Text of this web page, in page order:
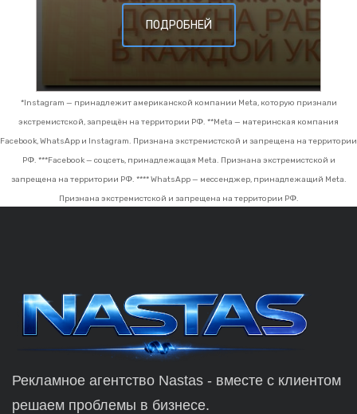
ПОДРОБНЕЙ
*Instagram — принадлежит американской компании Meta, которую признали
экстремистской, запрещён на территории РФ. **Meta — материнская компания
Facebook, WhatsApp и Instagram. Признана экстремистской и запрещена на территории
РФ. ***Facebook — соцсеть, принадлежащая Meta. Признана экстремистской и
запрещена на территории РФ. **** WhatsApp — мессенджер, принадлежащий Meta.
Признана экстремистской и запрещена на территории РФ.
Рекламное агентство Nastas - вместе с клиентом
решаем проблемы в бизнесе.